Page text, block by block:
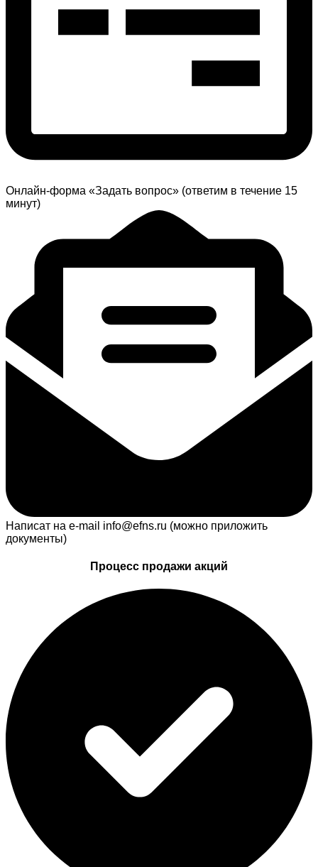
Онлайн-форма «Задать вопрос» (ответим в течение 15
минут)
Написат на e-mail info@efns.ru (можно приложить
документы)
Процесс продажи акций